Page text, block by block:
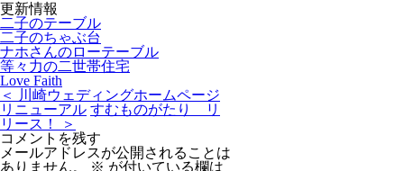
更新情報
二子のテーブル
二子のちゃぶ台
ナホさんのローテーブル
等々力の二世帯住宅
Love Faith
＜ 川崎ウェディングホームページ
リニューアル すむものがたり リ
リース！ ＞
コメントを残す
メールアドレスが公開されることは
ありません。
※ が付いている欄は